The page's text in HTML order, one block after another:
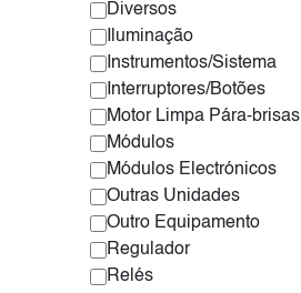
Diversos
Iluminação
Instrumentos/Sistema
Interruptores/Botões
Motor Limpa Pára-brisas
Módulos
Módulos Electrónicos
Outras Unidades
Outro Equipamento
Regulador
Relés